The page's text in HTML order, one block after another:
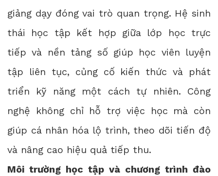
giảng dạy đóng vai trò quan trọng. Hệ sinh
thái học tập kết hợp giữa lớp học trực
tiếp và nền tảng số giúp học viên luyện
tập liên tục, củng cố kiến thức và phát
triển kỹ năng một cách tự nhiên. Công
nghệ không chỉ hỗ trợ việc học mà còn
giúp cá nhân hóa lộ trình, theo dõi tiến độ
và nâng cao hiệu quả tiếp thu.
Môi trường học tập và chương trình đào